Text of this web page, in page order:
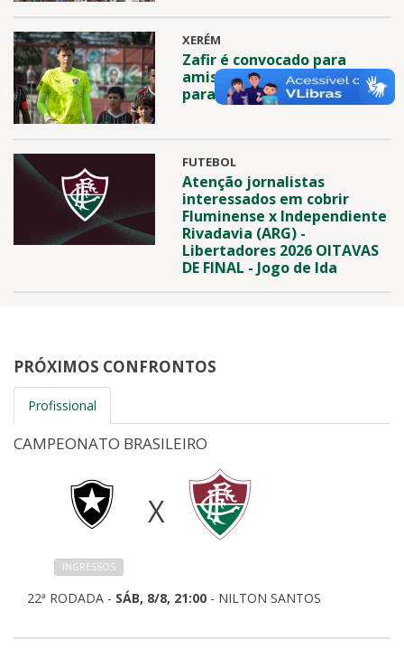
XERÉM
Zafir é convocado para
amistosos de preparação
para Copa do Mundo Sub-17
FUTEBOL
Atenção jornalistas
interessados em cobrir
Fluminense x Independiente
Rivadavia (ARG) -
Libertadores 2026 OITAVAS
DE FINAL - Jogo de Ida
PRÓXIMOS CONFRONTOS
Profissional
CAMPEONATO BRASILEIRO
X
INGRESSOS
22ª RODADA - SÁB, 8/8, 21:00 - NILTON SANTOS